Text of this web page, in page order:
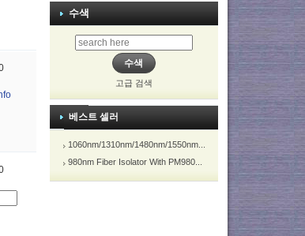
수색
고급 검색
베스트 셀러
1060nm/1310nm/1480nm/1550nm...
980nm Fiber Isolator With PM980...